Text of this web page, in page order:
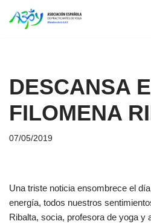
Saltar
DESCANSA
FILOMENA
07/05/2019
Una triste noticia ensombrece el
energía, todos nuestros
Ribalta, socia, profesora de yoga y